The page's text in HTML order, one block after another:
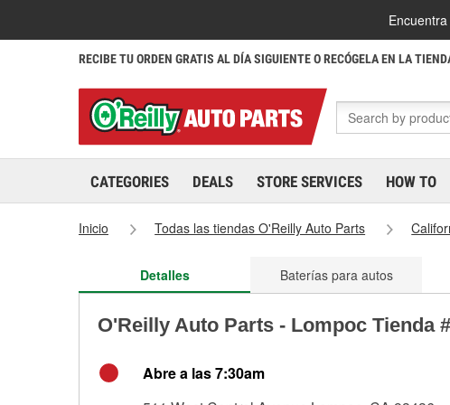
RECIBE TU ORDEN GRATIS AL DÍA SIGUIENTE O RECÓGELA EN LA
CATEGORIES DEALS STORE SERVICES HOW TO
Inicio Todas las tiendas O'Reilly Auto Parts
Detalles Baterías para autos
O'Reilly Auto Parts - Lompoc Tienda
Abre a las 7:30am